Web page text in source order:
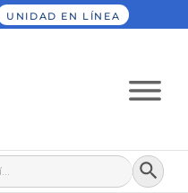
UNIDAD EN LÍNEA
Botón